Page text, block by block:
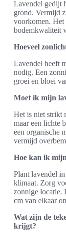
Lavendel gedijt
grond. Vermijd
voorkomen. Het
bodemkwaliteit
Hoeveel
Lavendel heeft
nodig. Een
groei en bloei
Moet ik mijn
Het is niet strikt
maar een lichte
een organische
vermijd
Hoe kan ik
Plant lavendel
klimaat. Zorg
zonnige locatie.
cm van elkaar
Wat zijn de
krijgt?